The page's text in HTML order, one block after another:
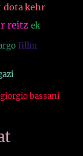
dota kehr
reitz ek
fillm
giorgio bassani